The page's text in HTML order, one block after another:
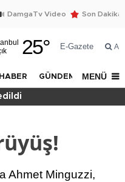
DamgaTv Video Son Dakika
25° E-Gazete Ara
GÜNDEM DÜNYA
MENÜ
Ahmet Minguzzi,